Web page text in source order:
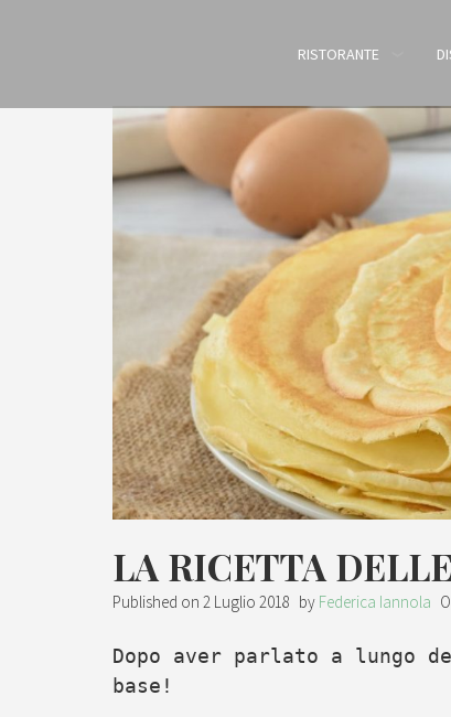
RISTORANTE
LA RICETTA
Published on 2 Luglio 2018 by Federica Iannola
Dopo aver parlato a lungo
base!